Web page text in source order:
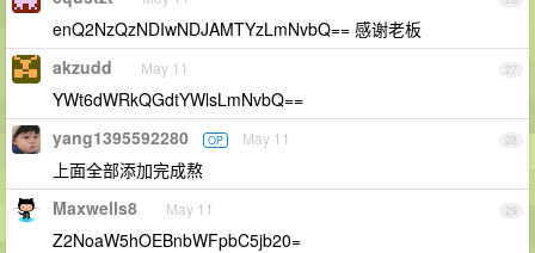
enQ2NzQzNDIwNDJAMTYzLmNvbQ== 感谢老板
27
akzudd May 11
YWt6dWRkQGdtYWlsLmNvbQ==
28
yang1395592280 OP May 11
上面全部添加完成熬
29
Maxwells8 May 11
Z2NoaW5hOEBnbWFpbC5jb20=